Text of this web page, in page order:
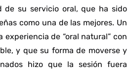
de su servicio oral, que ha sido
como una de las mejores. Un
de “oral natural” con
y que su forma de moverse y
hizo que la sesión fuera